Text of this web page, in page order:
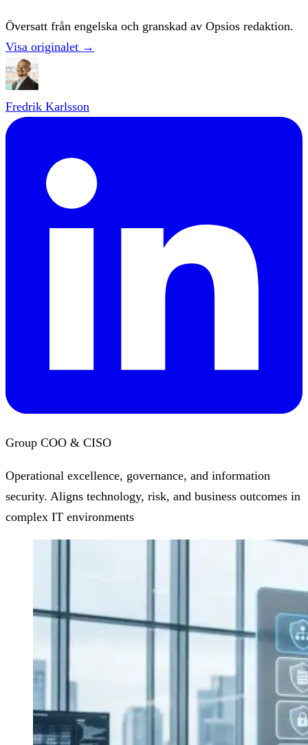
Översatt från engelska och granskad av Opsios redaktion.
Visa originalet →
Fredrik Karlsson
Group COO & CISO
Operational excellence, governance, and information
security. Aligns technology, risk, and business outcomes in
complex IT environments